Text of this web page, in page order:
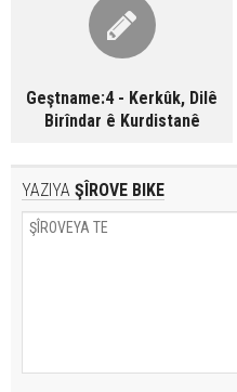
Geştname:4 - Kerkûk, Dilê
Birîndar ê Kurdistanê
YAZIYA ŞÎROVE BIKE